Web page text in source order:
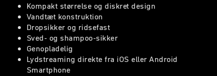
Kompakt størrelse og diskret design
Vandtæt konstruktion
Dropsikker og ridsefast
Sved- og shampoo-sikker
Genopladelig
Lydstreaming direkte fra iOS eller Android
Smartphone